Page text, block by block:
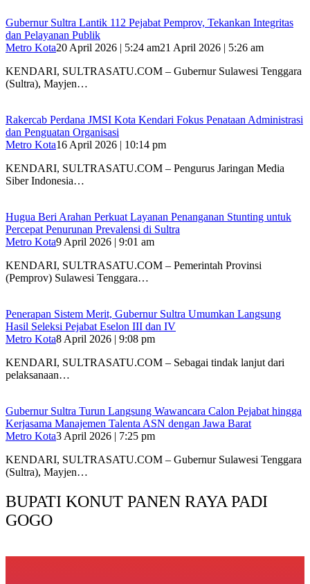
Gubernur Sultra Lantik 112 Pejabat Pemprov, Tekankan Integritas
dan Pelayanan Publik
Metro Kota20 April 2026 | 5:24 am21 April 2026 | 5:26 am
KENDARI, SULTRASATU.COM – Gubernur Sulawesi Tenggara
(Sultra), Mayjen…
Rakercab Perdana JMSI Kota Kendari Fokus Penataan Administrasi
dan Penguatan Organisasi
Metro Kota16 April 2026 | 10:14 pm
KENDARI, SULTRASATU.COM – Pengurus Jaringan Media
Siber Indonesia…
Hugua Beri Arahan Perkuat Layanan Penanganan Stunting untuk
Percepat Penurunan Prevalensi di Sultra
Metro Kota9 April 2026 | 9:01 am
KENDARI, SULTRASATU.COM – Pemerintah Provinsi
(Pemprov) Sulawesi Tenggara…
Penerapan Sistem Merit, Gubernur Sultra Umumkan Langsung
Hasil Seleksi Pejabat Eselon III dan IV
Metro Kota8 April 2026 | 9:08 pm
KENDARI, SULTRASATU.COM – Sebagai tindak lanjut dari
pelaksanaan…
Gubernur Sultra Turun Langsung Wawancara Calon Pejabat hingga
Kerjasama Manajemen Talenta ASN dengan Jawa Barat
Metro Kota3 April 2026 | 7:25 pm
KENDARI, SULTRASATU.COM – Gubernur Sulawesi Tenggara
(Sultra), Mayjen…
BUPATI KONUT PANEN RAYA PADI
GOGO